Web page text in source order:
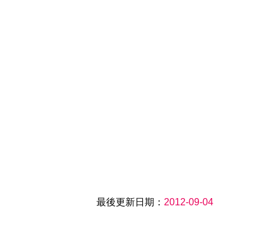
最後更新日期： 2012-09-04